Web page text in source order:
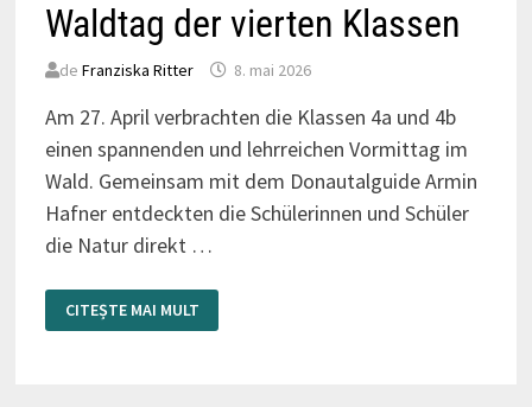
Waldtag der vierten Klassen
de Franziska Ritter 8. mai 2026
Am 27. April verbrachten die Klassen 4a und 4b
einen spannenden und lehrreichen Vormittag im
Wald. Gemeinsam mit dem Donautalguide Armin
Hafner entdeckten die Schülerinnen und Schüler
die Natur direkt …
WALDTAG
DER
VIERTEN
CITEȘTE MAI MULT